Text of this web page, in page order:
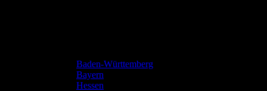
Baden-Württemberg
Bayern
Hessen